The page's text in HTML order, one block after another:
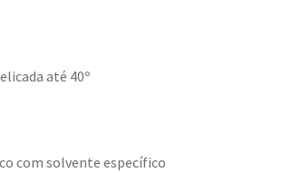
até 40º
com solvente específico